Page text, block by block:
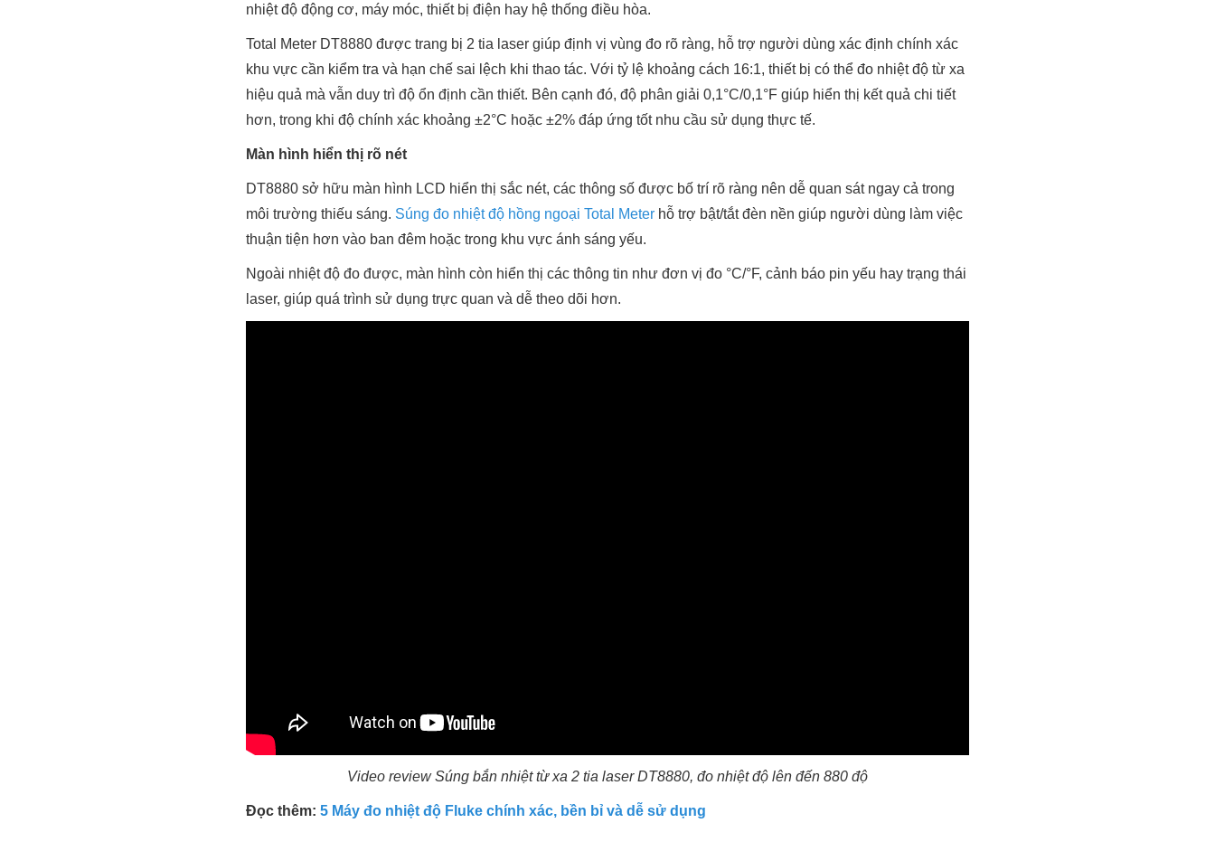
nhiệt độ động cơ, máy móc, thiết bị điện hay hệ thống điều hòa.
Total Meter DT8880 được trang bị 2 tia laser giúp định vị vùng đo rõ ràng, hỗ trợ người dùng xác định chính xác
khu vực cần kiểm tra và hạn chế sai lệch khi thao tác. Với tỷ lệ khoảng cách 16:1, thiết bị có thể đo nhiệt độ từ xa
hiệu quả mà vẫn duy trì độ ổn định cần thiết. Bên cạnh đó, độ phân giải 0,1°C/0,1°F giúp hiển thị kết quả chi tiết
hơn, trong khi độ chính xác khoảng ±2°C hoặc ±2% đáp ứng tốt nhu cầu sử dụng thực tế.
Màn hình hiển thị rõ nét
DT8880 sở hữu màn hình LCD hiển thị sắc nét, các thông số được bố trí rõ ràng nên dễ quan sát ngay cả trong
môi trường thiếu sáng. Súng đo nhiệt độ hồng ngoại Total Meter hỗ trợ bật/tắt đèn nền giúp người dùng làm việc
thuận tiện hơn vào ban đêm hoặc trong khu vực ánh sáng yếu.
Ngoài nhiệt độ đo được, màn hình còn hiển thị các thông tin như đơn vị đo °C/°F, cảnh báo pin yếu hay trạng thái
laser, giúp quá trình sử dụng trực quan và dễ theo dõi hơn.
Video review Súng bắn nhiệt từ xa 2 tia laser DT8880, đo nhiệt độ lên đến 880 độ
Đọc thêm: 5 Máy đo nhiệt độ Fluke chính xác, bền bỉ và dễ sử dụng